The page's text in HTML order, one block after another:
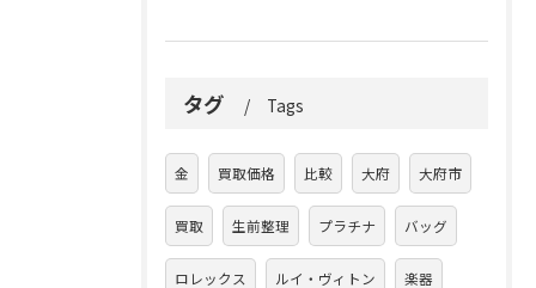
タグ Tags
金 買取価格 比較 大府 大府市
買取 生前整理 プラチナ バッグ
ロレックス ルイ・ヴィトン 楽器